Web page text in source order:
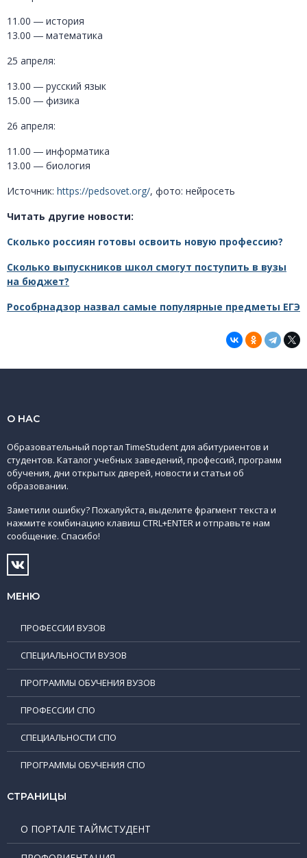
11.00 ― история
13.00 ― математика
25 апреля:
13.00 ― русский язык
15.00 ― физика
26 апреля:
11.00 ― информатика
13.00 ― биология
Источник: https://pedsovet.org/, фото: нейросеть
Читать другие новости:
Сколько россиян готовы освоить новую профессию?
Сколько выпускников школ смогут поступить в вузы
на бюджет?
Рособрнадзор назвал самые популярные предметы ЕГЭ
О НАС
Образовательный портал TimeStudent для абитуриентов и
студентов. Каталог учебных заведений, профессий, программ
обучения, дни открытых дверей, новости и статьи об
образовании.
Заметили ошибку? Пожалуйста, выделите фрагмент текста и
нажмите комбинацию клавиш CTRL+ENTER и отправьте нам
сообщение. Спасибо!
МЕНЮ
ПРОФЕССИИ ВУЗОВ
СПЕЦИАЛЬНОСТИ ВУЗОВ
ПРОГРАММЫ ОБУЧЕНИЯ ВУЗОВ
ПРОФЕССИИ СПО
СПЕЦИАЛЬНОСТИ СПО
ПРОГРАММЫ ОБУЧЕНИЯ СПО
СТРАНИЦЫ
О ПОРТАЛЕ ТАЙМСТУДЕНТ